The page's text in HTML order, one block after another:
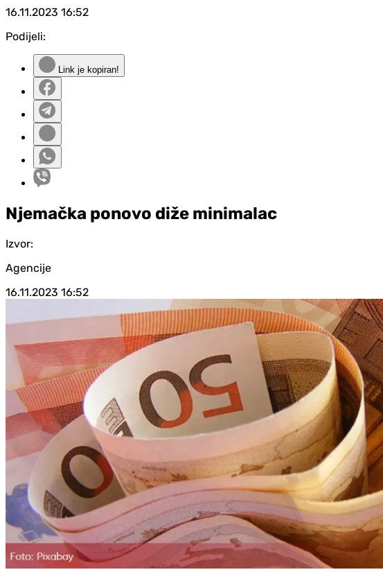
16.11.2023 16:52
Podijeli:
Link je kopiran!
Njemačka ponovo diže minimalac
Izvor:
Agencije
16.11.2023 16:52